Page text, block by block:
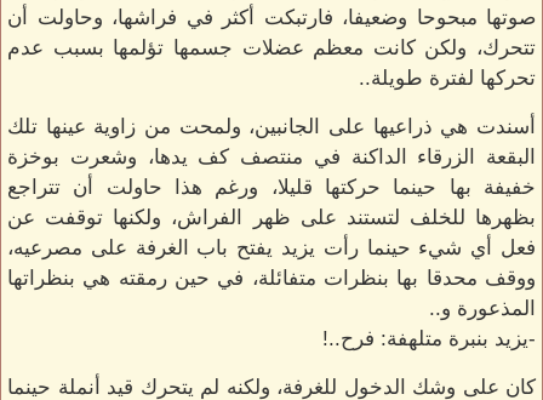
صوتها مبحوحا وضعيفا، فارتبكت أكثر في فراشها، وحاولت أن
تتحرك، ولكن كانت معظم عضلات جسمها تؤلمها بسبب عدم
تحركها لفترة طويلة..
أسندت هي ذراعيها على الجانبين، ولمحت من زاوية عينها تلك
البقعة الزرقاء الداكنة في منتصف كف يدها، وشعرت بوخزة
خفيفة بها حينما حركتها قليلا، ورغم هذا حاولت أن تتراجع
بظهرها للخلف لتستند على ظهر الفراش، ولكنها توقفت عن
فعل أي شيء حينما رأت يزيد يفتح باب الغرفة على مصرعيه،
ووقف محدقا بها بنظرات متفائلة، في حين رمقته هي بنظراتها
المذعورة و..
-يزيد بنبرة متلهفة: فرح..!
كان على وشك الدخول للغرفة، ولكنه لم يتحرك قيد أنملة حينما